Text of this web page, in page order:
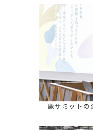
鹿サミットの